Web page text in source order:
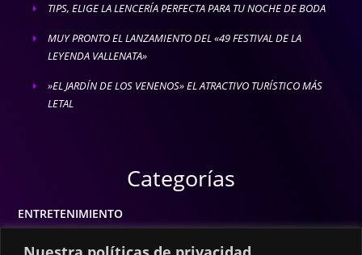
E TIPS, ELIGE LA LENCERÍA PERFECTA PARA TU NOCHE DE BODA
E
MUY PRONTO EL LANZAMIENTO DEL «49 FESTIVAL DE LA
LEYENDA VALLENATA»
E
»EL JARDÍN DE LOS VENENOS» EL ATRACTIVO TURÍSTICO MÁS
LETAL
Categorías
ENTRETENIMIENTO